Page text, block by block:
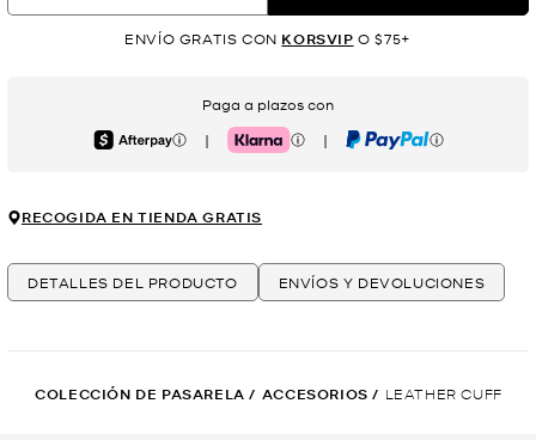
ENVÍO GRATIS CON KORSVIP O $75+
Paga a plazos con
Afterpay | Klarna | PayPal
RECOGIDA EN TIENDA GRATIS
DETALLES DEL PRODUCTO ENVÍOS Y DEVOLUCIONES
COLECCIÓN DE PASARELA / ACCESORIOS / LEATHER CUFF